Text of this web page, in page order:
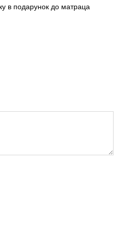
в подарунок до матраца